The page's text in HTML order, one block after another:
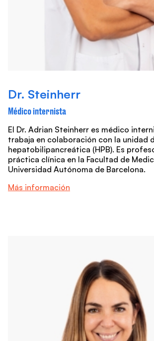
Dr. Steinherr
Médico internista
El Dr. Adrian Steinherr es médico
trabaja en colaboración con la unidad
hepatobilipancreática (HPB). Es
práctica clínica en la Facultad de
Universidad Autónoma de Barcelona.
Más información